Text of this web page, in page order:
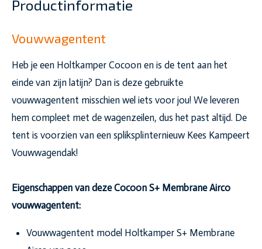
Productinformatie
Vouwwagentent
Heb je een Holtkamper Cocoon en is de tent aan het
einde van zijn latijn? Dan is deze gebruikte
vouwwagentent misschien wel iets voor jou! We leveren
hem compleet met de wagenzeilen, dus het past altijd. De
tent is voorzien van een spliksplinternieuw Kees Kampeert
Vouwwagendak!
Eigenschappen van deze Cocoon S+ Membrane Airco
vouwwagentent:
Vouwwagentent model Holtkamper S+ Membrane